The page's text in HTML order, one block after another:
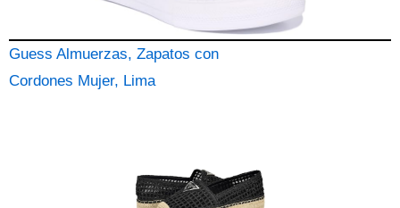
Guess Almuerzas, Zapatos con
Cordones Mujer, Lima